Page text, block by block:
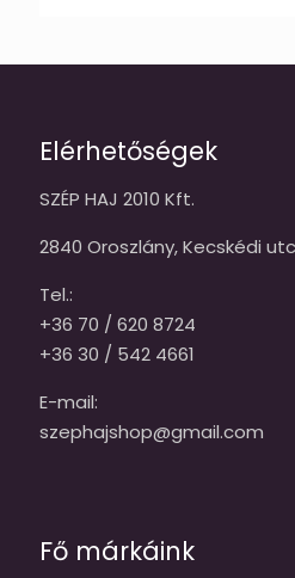
Elérhetőségek
SZÉP HAJ 2010 Kft.
2840 Oroszlány, Kecskédi
Tel.:
+36 70 / 620 8724
+36 30 / 542 4661
E-mail:
szephajshop@gmail.com
Fő márkáink